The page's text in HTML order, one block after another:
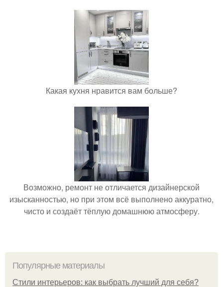
Какая кухня нравится вам больше?
Возможно, ремонт не отличается дизайнерской
изысканностью, но при этом всё выполнено аккуратно,
чисто и создаёт тёплую домашнюю атмосферу.
Популярные материалы
Стили интерьеров: как выбрать лучший для себя?